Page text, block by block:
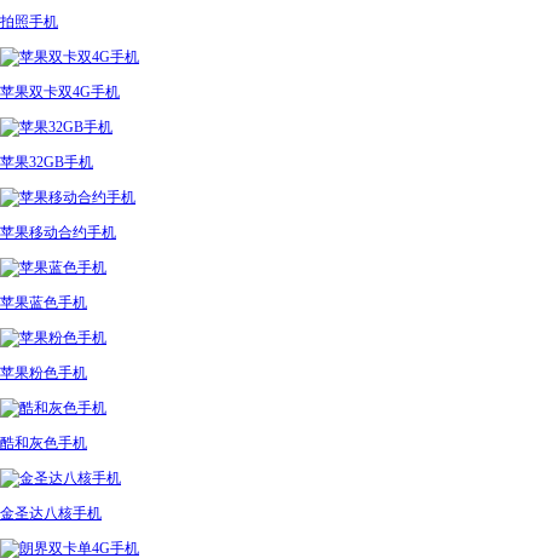
拍照手机
苹果双卡双4G手机
苹果32GB手机
苹果移动合约手机
苹果蓝色手机
苹果粉色手机
酷和灰色手机
金圣达八核手机